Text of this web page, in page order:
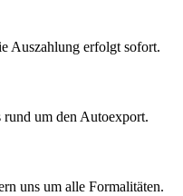
Auszahlung erfolgt sofort.
um den Autoexport.
uns um alle Formalitäten.